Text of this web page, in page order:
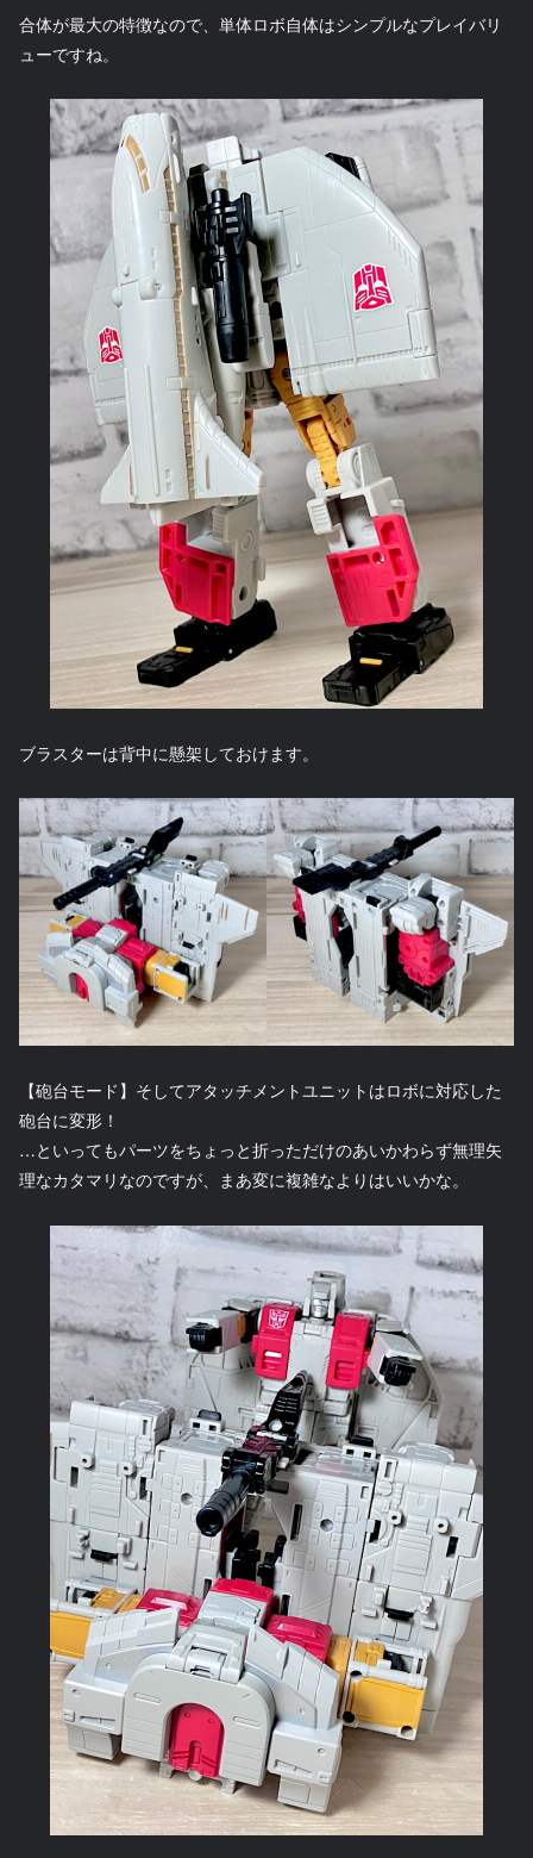
合体が最大の特徴なので、単体ロボ自体はシンプルなプレイバリ
ューですね。
ブラスターは背中に懸架しておけます。
【砲台モード】そしてアタッチメントユニットはロボに対応した
砲台に変形！
…といってもパーツをちょっと折っただけのあいかわらず無理矢
理なカタマリなのですが、まあ変に複雑なよりはいいかな。